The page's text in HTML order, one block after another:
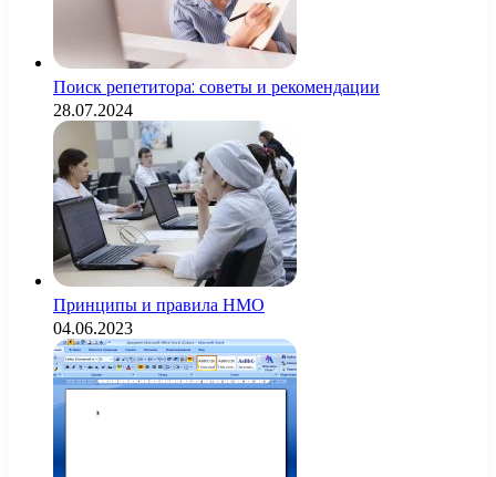
Поиск репетитора: советы и рекомендации
28.07.2024
Принципы и правила НМО
04.06.2023